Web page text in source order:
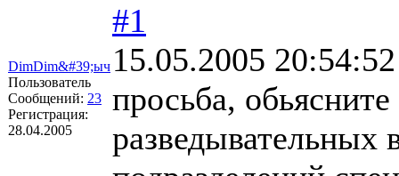
DimDim&#39;ыч
Пользователь
Сообщений: 23
Регистрация:
28.04.2005
#1
15.05.2005 20:54:52
просьба,
разведывательных